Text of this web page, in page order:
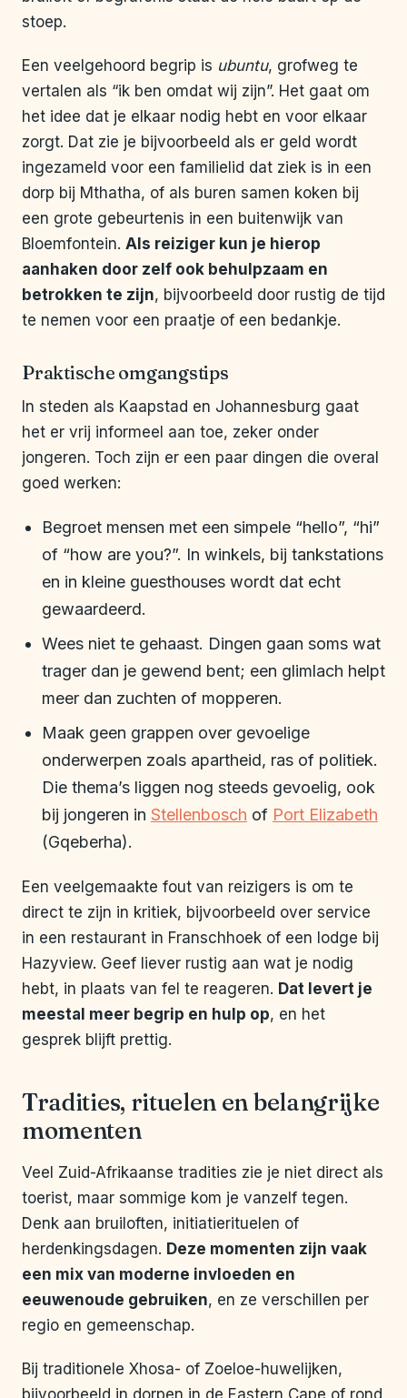
stoep.
Een veelgehoord begrip is ubuntu, grofweg te
vertalen als “ik ben omdat wij zijn”. Het gaat om
het idee dat je elkaar nodig hebt en voor elkaar
zorgt. Dat zie je bijvoorbeeld als er geld wordt
ingezameld voor een familielid dat ziek is in een
dorp bij Mthatha, of als buren samen koken bij
een grote gebeurtenis in een buitenwijk van
Bloemfontein. Als reiziger kun je hierop
aanhaken door zelf ook behulpzaam en
betrokken te zijn, bijvoorbeeld door rustig de tijd
te nemen voor een praatje of een bedankje.
Praktische omgangstips
In steden als Kaapstad en Johannesburg gaat
het er vrij informeel aan toe, zeker onder
jongeren. Toch zijn er een paar dingen die overal
goed werken:
Begroet mensen met een simpele “hello”, “hi”
of “how are you?”. In winkels, bij tankstations
en in kleine guesthouses wordt dat echt
gewaardeerd.
Wees niet te gehaast. Dingen gaan soms wat
trager dan je gewend bent; een glimlach helpt
meer dan zuchten of mopperen.
Maak geen grappen over gevoelige
onderwerpen zoals apartheid, ras of politiek.
Die thema’s liggen nog steeds gevoelig, ook
bij jongeren in Stellenbosch of Port Elizabeth
(Gqeberha).
Een veelgemaakte fout van reizigers is om te
direct te zijn in kritiek, bijvoorbeeld over service
in een restaurant in Franschhoek of een lodge bij
Hazyview. Geef liever rustig aan wat je nodig
hebt, in plaats van fel te reageren. Dat levert je
meestal meer begrip en hulp op, en het
gesprek blijft prettig.
Tradities, rituelen en belangrijke
momenten
Veel Zuid-Afrikaanse tradities zie je niet direct als
toerist, maar sommige kom je vanzelf tegen.
Denk aan bruiloften, initiatierituelen of
herdenkingsdagen. Deze momenten zijn vaak
een mix van moderne invloeden en
eeuwenoude gebruiken, en ze verschillen per
regio en gemeenschap.
Bij traditionele Xhosa- of Zoeloe-huwelijken,